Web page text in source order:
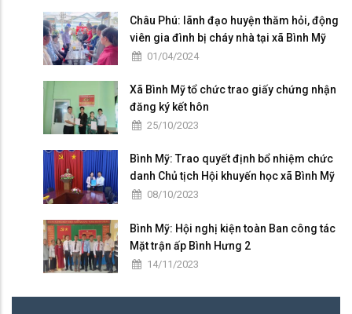
Châu Phú: lãnh đạo huyện thăm hỏi, động
viên gia đình bị cháy nhà tại xã Bình Mỹ
01/04/2024
Xã Bình Mỹ tổ chức trao giấy chứng nhận
đăng ký kết hôn
25/10/2023
Bình Mỹ: Trao quyết định bổ nhiệm chức
danh Chủ tịch Hội khuyến học xã Bình Mỹ
08/10/2023
Bình Mỹ: Hội nghị kiện toàn Ban công tác
Mặt trận ấp Bình Hưng 2
14/11/2023